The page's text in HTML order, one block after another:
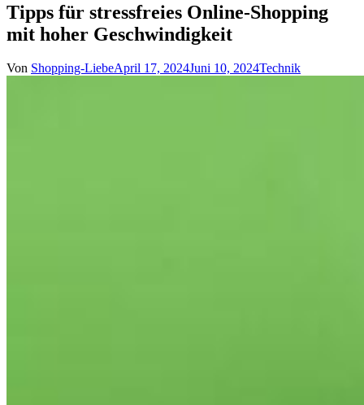
Tipps für stressfreies Online-Shopping
mit hoher Geschwindigkeit
Von Shopping-LiebeApril 17, 2024Juni 10, 2024Technik